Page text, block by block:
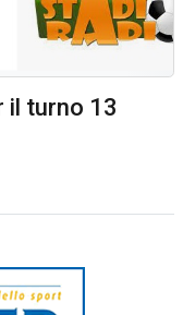
il turno 13